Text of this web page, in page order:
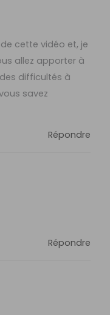
cette vidéo et, je
allez apporter à
difficultés à
savez
Répondre
Répondre